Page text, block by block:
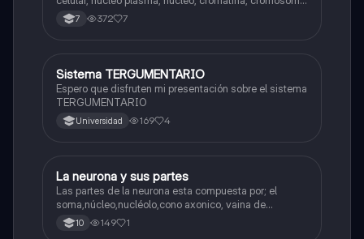
Interfase Fases de la interfase
7 372 7
Biologia
Sistema TERGUMENTARIO
Espero que disfruten mi presentación sobre el sistema
TERGUMENTARIO
Universidad 169 4
Biologia
La neurona y sus partes
Las partes de la neurona esta compuesta por; el
soma,núcleo,nucléolo,cono axonico, vaina de
mielina,celula schwan,núcleo de schwann,nódulo de
Ranvier,terminal axonico Arborizacion terminal, botón
10 149 1